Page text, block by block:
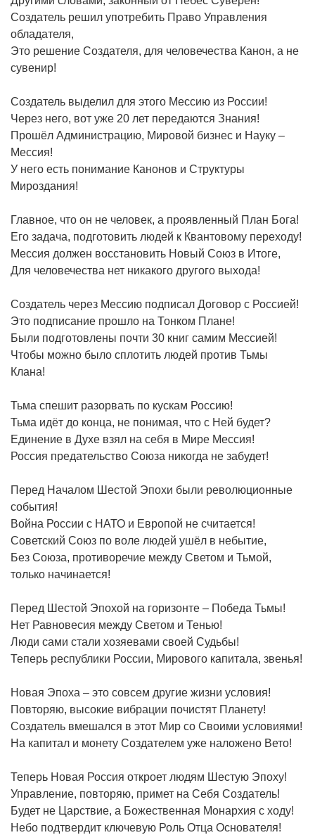
Создатель решил употребить Право Управления
обладателя,
Это решение Создателя, для человечества Канон, а не
сувенир!
Создатель выделил для этого Мессию из России!
Через него, вот уже 20 лет передаются Знания!
Прошёл Администрацию, Мировой бизнес и Науку –
Мессия!
У него есть понимание Канонов и Структуры
Мироздания!
Главное, что он не человек, а проявленный План Бога!
Его задача, подготовить людей к Квантовому переходу!
Мессия должен восстановить Новый Союз в Итоге,
Для человечества нет никакого другого выхода!
Создатель через Мессию подписал Договор с Россией!
Это подписание прошло на Тонком Плане!
Были подготовлены почти 30 книг самим Мессией!
Чтобы можно было сплотить людей против Тьмы
Клана!
Тьма спешит разорвать по кускам Россию!
Тьма идёт до конца, не понимая, что с Ней будет?
Единение в Духе взял на себя в Мире Мессия!
Россия предательство Союза никогда не забудет!
Перед Началом Шестой Эпохи были революционные
события!
Война России с НАТО и Европой не считается!
Советский Союз по воле людей ушёл в небытие,
Без Союза, противоречие между Светом и Тьмой,
только начинается!
Перед Шестой Эпохой на горизонте – Победа Тьмы!
Нет Равновесия между Светом и Тенью!
Люди сами стали хозяевами своей Судьбы!
Теперь республики России, Мирового капитала, звенья!
Новая Эпоха – это совсем другие жизни условия!
Повторяю, высокие вибрации почистят Планету!
Создатель вмешался в этот Мир со Своими условиями!
На капитал и монету Создателем уже наложено Вето!
Теперь Новая Россия откроет людям Шестую Эпоху!
Управление, повторяю, примет на Себя Создатель!
Будет не Царствие, а Божественная Монархия с ходу!
Небо подтвердит ключевую Роль Отца Основателя!